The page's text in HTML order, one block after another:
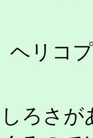
ヘリコ
ろさ